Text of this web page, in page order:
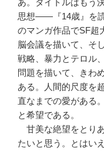
思想――『14歳』を
のマンガ作品でSF超
脳会議を描いて、そ
戦略、暴力とテロル
問題を描いて、きわ
ある。人間的尺度を
直なまでの愛がある
と希望である。
甘美な絶望をとり
たいと思う。とはい